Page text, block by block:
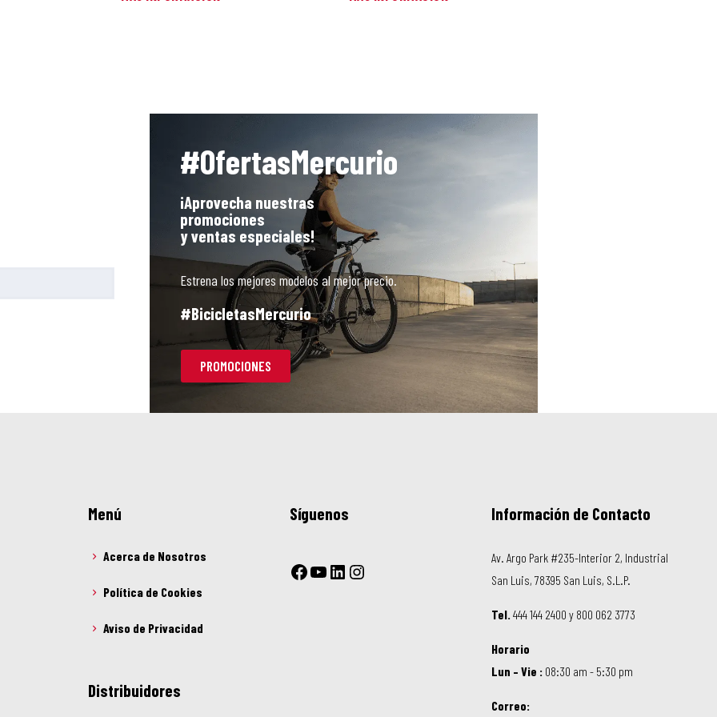
#OfertasMercurio
¡Aprovecha nuestras
promociones
y ventas especiales!
Estrena los mejores modelos al mejor precio.
#BicicletasMercurio
PROMOCIONES
Menú
Acerca de Nosotros
Política de Cookies
Aviso de Privacidad
Distribuidores
Síguenos Información de Contacto
Av. Argo Park #235-Interior 2, Industrial
San Luis, 78395 San Luis, S.L.P.
Tel. 444 144 2400 y 800 062 3773
Horario
Lun – Vie : 08:30 am - 5:30 pm
Correo: